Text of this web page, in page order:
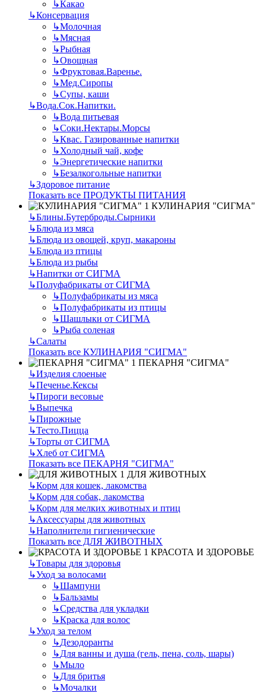
↳Какао
↳Консервация
↳Молочная
↳Мясная
↳Рыбная
↳Овощная
↳Фруктовая.Варенье.
↳Мед.Сиропы
↳Супы, каши
↳Вода.Сок.Напитки.
↳Вода питьевая
↳Соки.Нектары.Морсы
↳Квас. Газированные напитки
↳Холодный чай, кофе
↳Энергетические напитки
↳Безалкогольные напитки
↳Здоровое питание
Показать все ПРОДУКТЫ ПИТАНИЯ
КУЛИНАРИЯ "СИГМА"
↳Блины.Бутерброды.Сырники
↳Блюда из мяса
↳Блюда из овощей, круп, макароны
↳Блюда из птицы
↳Блюда из рыбы
↳Напитки от СИГМА
↳Полуфабрикаты от СИГМА
↳Полуфабрикаты из мяса
↳Полуфабрикаты из птицы
↳Шашлыки от СИГМА
↳Рыба соленая
↳Салаты
Показать все КУЛИНАРИЯ "СИГМА"
ПЕКАРНЯ "СИГМА"
↳Изделия слоеные
↳Печенье.Кексы
↳Пироги весовые
↳Выпечка
↳Пирожные
↳Тесто.Пицца
↳Торты от СИГМА
↳Хлеб от СИГМА
Показать все ПЕКАРНЯ "СИГМА"
ДЛЯ ЖИВОТНЫХ
↳Корм для кошек, лакомства
↳Корм для собак, лакомства
↳Корм для мелких животных и птиц
↳Аксессуары для животных
↳Наполнители гигиенические
Показать все ДЛЯ ЖИВОТНЫХ
КРАСОТА И ЗДОРОВЬЕ
↳Товары для здоровья
↳Уход за волосами
↳Шампуни
↳Бальзамы
↳Средства для укладки
↳Краска для волос
↳Уход за телом
↳Дезодоранты
↳Для ванны и душа (гель, пена, соль, шары)
↳Мыло
↳Для бритья
↳Мочалки